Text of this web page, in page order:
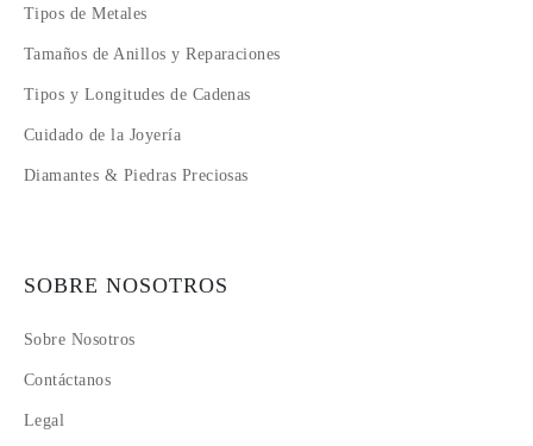
Tipos de Metales
Tamaños de Anillos y Reparaciones
Tipos y Longitudes de Cadenas
Cuidado de la Joyería
Diamantes & Piedras Preciosas
SOBRE NOSOTROS
Sobre Nosotros
Contáctanos
Legal